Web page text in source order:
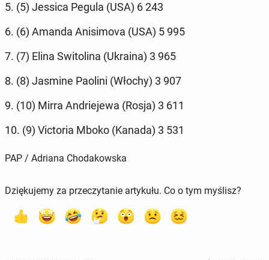
5. (5) Jessica Pegula (USA) 6 243
6. (6) Amanda Ani­si­mo­va (USA) 5 995
7. (7) Elina Swi­to­li­na (Ukraina) 3 965
8. (8) Jasmine Paolini (Włochy) 3 907
9. (10) Mirra An­drie­je­wa (Rosja) 3 611
10. (9) Vic­to­ria Mboko (Kanada) 3 531
PAP / Adriana Chodakowska
Dziękujemy za przeczytanie artykułu. Co o tym myślisz?